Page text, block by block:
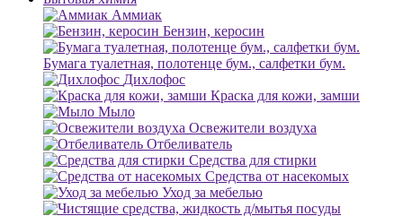
Аммиак
Бензин, керосин
Бумага туалетная, полотенце бум., салфетки бум.
Дихлофос
Краска для кожи, замши
Мыло
Освежители воздуха
Отбеливатель
Средства для стирки
Средства от насекомых
Уход за мебелью